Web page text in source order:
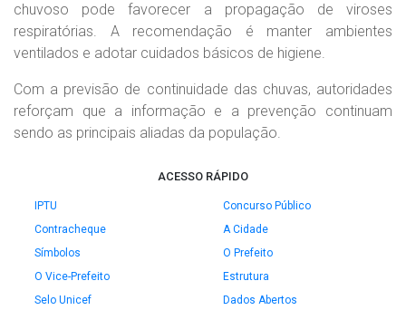
chuvoso pode favorecer a propagação de viroses
respiratórias. A recomendação é manter ambientes
ventilados e adotar cuidados básicos de higiene.
Com a previsão de continuidade das chuvas, autoridades
reforçam que a informação e a prevenção continuam
sendo as principais aliadas da população.
ACESSO RÁPIDO
IPTU
Concurso Público
Contracheque
A Cidade
Símbolos
O Prefeito
O Vice-Prefeito
Estrutura
Selo Unicef
Dados Abertos